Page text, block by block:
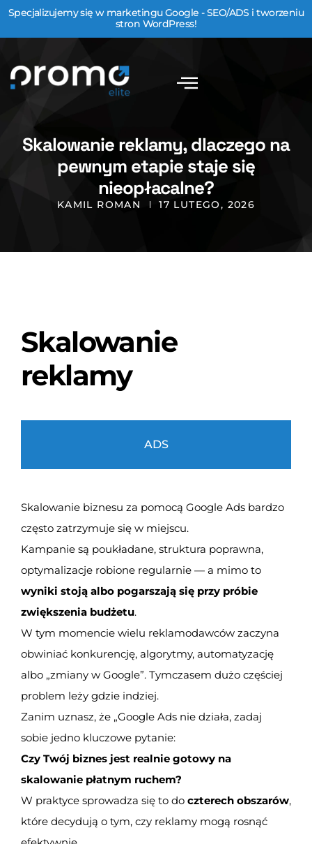
Specjalizujemy się w marketingu Google - SEO/ADS i tworzeniu
stron WordPress!
Skalowanie reklamy, dlaczego na
pewnym etapie staje się
nieopłacalne?
KAMIL ROMAN 17 LUTEGO, 2026
Skalowanie
reklamy
ADS
Skalowanie biznesu za pomocą Google Ads bardzo
często zatrzymuje się w miejscu.
Kampanie są poukładane, struktura poprawna,
optymalizacje robione regularnie — a mimo to
wyniki stoją albo pogarszają się przy próbie
zwiększenia budżetu.
W tym momencie wielu reklamodawców zaczyna
obwiniać konkurencję, algorytmy, automatyzację
albo „zmiany w Google”. Tymczasem dużo częściej
problem leży gdzie indziej.
Zanim uznasz, że „Google Ads nie działa, zadaj
sobie jedno kluczowe pytanie:
Czy Twój biznes jest realnie gotowy na
skalowanie płatnym ruchem?
W praktyce sprowadza się to do czterech obszarów,
które decydują o tym, czy reklamy mogą rosnąć